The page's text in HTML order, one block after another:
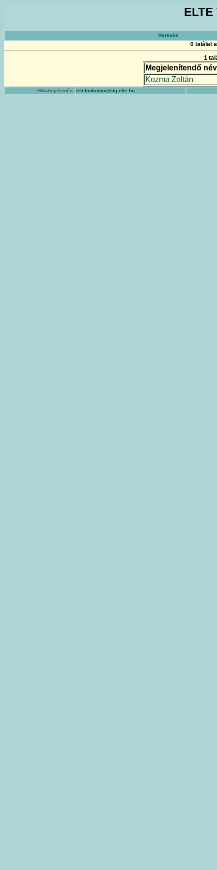
Keresés
0 találat
1
Megjelenítendő név
Kozma Zoltán
Hibabejelentés: telefonkonyv@iig.elte.hu